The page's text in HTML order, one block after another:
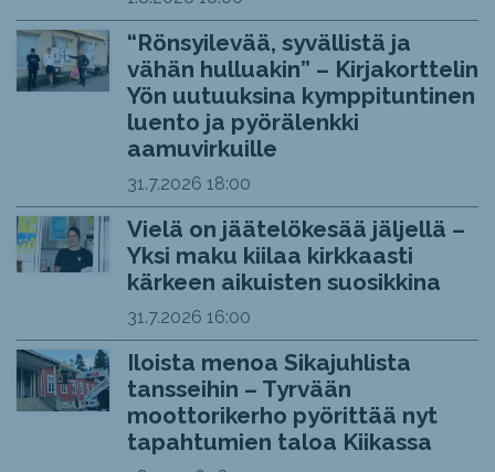
“Rönsyilevää, syvällistä ja
vähän hulluakin” – Kirjakorttelin
Yön uutuuksina kymppituntinen
luento ja pyörälenkki
aamuvirkuille
31.7.2026 18:00
Vielä on jäätelökesää jäljellä –
Yksi maku kiilaa kirkkaasti
kärkeen aikuisten suosikkina
31.7.2026 16:00
Iloista menoa Sikajuhlista
tansseihin – Tyrvään
moottorikerho pyörittää nyt
tapahtumien taloa Kiikassa